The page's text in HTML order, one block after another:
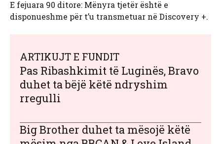
E fejuara 90 ditore: Mënyra tjetër është e
disponueshme për t’u transmetuar në Discovery +.
ARTIKUJT E FUNDIT
Pas Ribashkimit të Luginës, Bravo
duhet ta bëjë këtë ndryshim
rregulli
Big Brother duhet ta mësojë këtë